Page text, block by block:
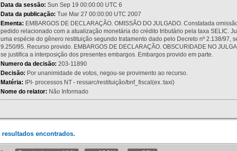
Data da sessão: Sun Sep 19 00:00:00 UTC 6
Data da publicação: Tue Mar 27 00:00:00 UTC 2007
Ementa: EMBARGOS DE DECLARAÇÃO. OMISSÃO DO JULGADO. Constatada
pedido relacionado com a atualização monetária do crédito tributário pela taxa SELIC.
uma espécie do gênero restituição segundo tratamento dado pelo Decreto nº 2.138/97,
9.250/95. Recurso provido. EMBARGOS DE DECLARAÇÃO. OBSCURIDADE NO
se justifica a interposição dos presentes embargos. Embargos provido em parte.
Numero da decisão: 203-11890
Decisão: Por unanimidade de votos, negou-se provimento ao recurso.
Matéria: IPI- processos NT - ressarc/restituição/bnf_fiscal(ex.:taxi)
Nome do relator: Não Informado
resultados encontrados.